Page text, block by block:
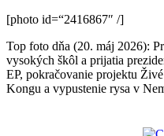
[photo id=“2416867″ /]
Top foto dňa (20. máj 2026):
vysokých škôl a prijatia
EP, pokračovanie projektu
Kongu a vypustenie rysa v